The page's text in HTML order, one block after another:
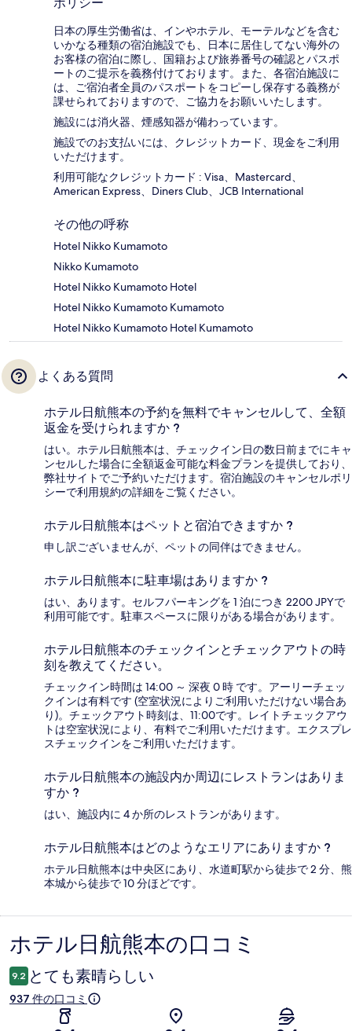
日本の厚生労働省は、インやホテル、モーテルなどを含む
いかなる種類の宿泊施設でも、日本に​居住してない海外の
お客様の宿泊に際し、国籍および旅券番号の確認とパスポ
ートのご提示を義務付け​ております。また、各宿泊施設に
は、ご宿泊者全員のパスポートをコピーし保存する義務が
課せられておりますの​で、ご協力をお願いいたします。
施設には消火器、煙感知器が備わっています。
施設でのお支払いには、クレジットカード、現金をご利用
いただけます。
利用可能なクレジットカード : Visa、Mastercard、
American Express、Diners Club、JCB International
その他の呼称
Hotel Nikko Kumamoto
Nikko Kumamoto
Hotel Nikko Kumamoto Hotel
Hotel Nikko Kumamoto Kumamoto
Hotel Nikko Kumamoto Hotel Kumamoto
よくある質問
ホテル日航熊本の予約を無料でキャンセルして、全額
返金を受けられますか ?
はい。ホテル日航熊本は、チェックイン日の数日前までにキャ
ンセルした場合に全額返金可能な料金プランを提供しており、
弊社サイトでご予約いただけます。宿泊施設のキャンセルポリ
シーで利用規約の詳細をご覧ください。
ホテル日航熊本はペットと宿泊できますか ?
申し訳ございませんが、ペットの同伴はできません。
ホテル日航熊本に駐車場はありますか ?
はい、あります。セルフパーキングを 1 泊につき 2200 JPYで
利用可能です。駐車スペースに限りがある場合があります。
ホテル日航熊本のチェックインとチェックアウトの時
刻を教えてください。
チェックイン時間は 14:00 ～ 深夜 0 時 です。アーリーチェッ
クインは有料です (空室状況によりご利用いただけない場合あ
り)。チェックアウト時刻は、11:00です。レイトチェックアウ
トは空室状況により、有料でご利用いただけます。エクスプレ
スチェックインをご利用いただけます。
ホテル日航熊本の施設内か周辺にレストランはありま
すか ?
はい、施設内に 4 か所のレストランがあります。
ホテル日航熊本はどのようなエリアにありますか ?
ホテル日航熊本は中央区にあり、水道町駅から徒歩で 2 分、熊
本城から徒歩で 10 分ほどです。
口
コ
ミ
ホテル日航熊本の口コミ
9.2 とても素晴らしい
937 件の口コミ